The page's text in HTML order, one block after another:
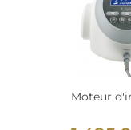
Moteur